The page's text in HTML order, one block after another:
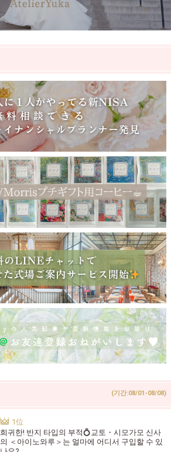
(기간:08/01-08/08)
희귀한! 반지 타입의 부적💍교토・시모가모 신사
의 ＜아이노와루＞는 얼마에 어디서 구입할 수 있